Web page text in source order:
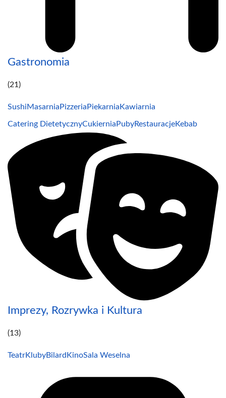
Gastronomia
(21)
SushiMasarnia Pizzeria Piekarnia Kawiarnia
Catering DietetycznyCukiernia PubyRestauracjeKebab
Imprezy, Rozrywka i Kultura
(13)
TeatrKlubyBilard KinoSala Weselna